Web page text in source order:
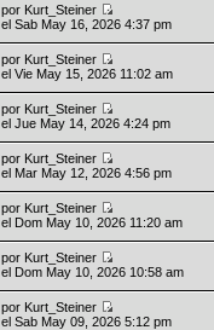
por Kurt_Steiner
el Sab May 16, 2026 4:37 pm
por Kurt_Steiner
el Vie May 15, 2026 11:02 am
por Kurt_Steiner
el Jue May 14, 2026 4:24 pm
por Kurt_Steiner
el Mar May 12, 2026 4:56 pm
por Kurt_Steiner
el Dom May 10, 2026 11:20 am
por Kurt_Steiner
el Dom May 10, 2026 10:58 am
por Kurt_Steiner
el Sab May 09, 2026 5:12 pm